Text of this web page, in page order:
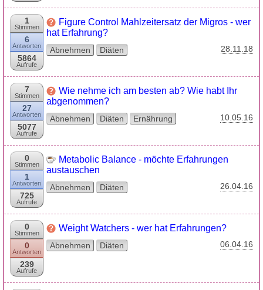
1
Stimmen
6
Antworten
5864
Aufrufe
Figure Control Mahlzeitersatz der Migros - wer
hat Erfahrung?
Abnehmen Diäten 28.11.18
7
Stimmen
27
Antworten
5077
Aufrufe
Wie nehme ich am besten ab? Wie habt Ihr
abgenommen?
Abnehmen Diäten Ernährung 10.05.16
0
Stimmen
1
Antworten
725
Aufrufe
Metabolic Balance - möchte Erfahrungen
austauschen
Abnehmen Diäten 26.04.16
0
Stimmen
0
Antworten
239
Aufrufe
Weight Watchers - wer hat Erfahrungen?
Abnehmen Diäten 06.04.16